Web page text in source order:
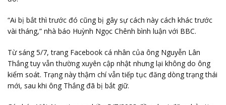
“Ai bị bắt thì trước đó cũng bị gây sự cách này cách khác trước
vài tháng,” nhà báo Huỳnh Ngọc Chênh bình luận với BBC.
Từ sáng 5/7, trang Facebook cá nhân của ông Nguyễn Lân
Thắng tuy vẫn thường xuyên cập nhật nhưng lại không do ông
kiểm soát. Trạng này thậm chí vẫn tiếp tục đăng dòng trạng thái
mới, sau khi ông Thắng đã bị bắt giữ.